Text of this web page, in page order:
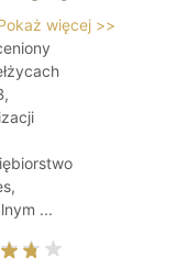
więcej >>
...